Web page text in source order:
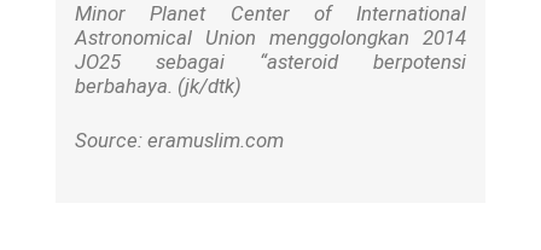
Minor Planet Center of International
Astronomical Union menggolongkan 2014
JO25 sebagai “asteroid berpotensi
berbahaya. (jk/dtk)
Source: eramuslim.com